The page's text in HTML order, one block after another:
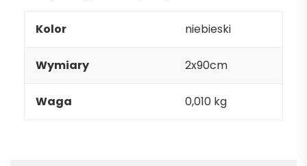
Kolor niebieski
Wymiary 2x90cm
Waga 0,010 kg